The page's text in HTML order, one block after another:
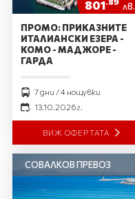
801
лв.
ПРОМО: ПРИКАЗНИТЕ
ИТАЛИАНСКИ ЕЗЕРА -
КОМО - МАДЖОРЕ -
ГАРДА
7 дни / 4 нощувки
13.10.2026 г.
ВИЖ ОФЕРТАТА
СОВАЛКОВ ПРЕВОЗ